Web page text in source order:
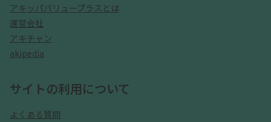
アキッパバリュープラスとは
運営会社
アキチャン
akipedia
サイトの利用について
よくある質問